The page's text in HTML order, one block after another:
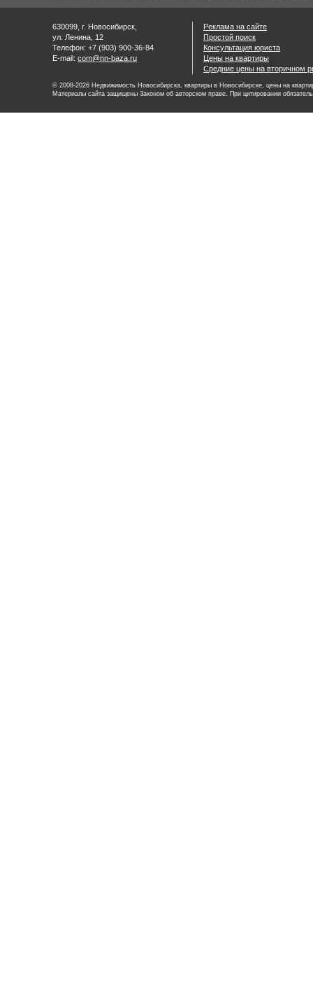
630099, г. Новосибирск,
ул. Ленина, 12
Телефон: +7 (903) 900-36-84
E-mail: com@nn-baza.ru
Реклама на сайте
Простой поиск
Консультация юриста
Цены на квартиры
Средние цены на вторичном
© 2008-2026 Недвижимость Новосибирска, квартиры в Новосибирске, цены на
Материалы сайта защищены Законом об авторском праве. При цитировании